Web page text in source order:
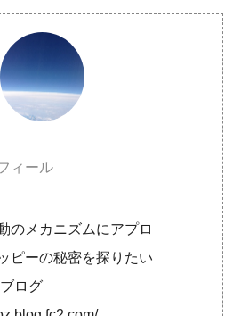
ィール
のメカニズムにアプロ
ピーの秘密を探りたい
ログ